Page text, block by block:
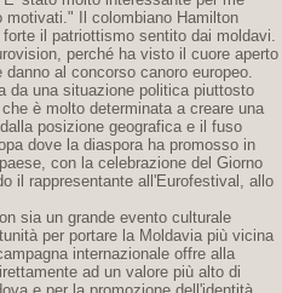
Il colombiano Hamilton
il patriottismo sentito dai moldavi.
perché ha visto il cuore aperto
al concorso canoro europeo.
da una situazione politica piuttosto
è molto determinata a creare una
posizione geografica e il fuso
dove la diaspora ha promosso in
con la celebrazione del Giorno
il rappresentante all'Eurofestival, allo
sia un grande evento culturale
per portare la Moldavia più vicina
internazionale offre alla
ad un valore più alto di